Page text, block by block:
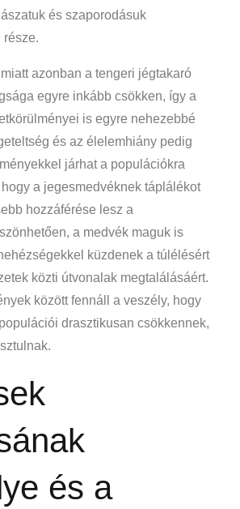
és szaporodásuk
része.
azonban a tengeri jégtakaró
egyre inkább csökken, így a
is egyre nehezebbé
és az élelemhiány pedig
járhat a populációkra
a jegesmedvéknek táplálékot
hozzáférése lesz a
a medvék maguk is
küzdenek a túlélésért
közti útvonalak megtalálásáért.
között fennáll a veszély, hogy
drasztikusan csökkennek,
és a